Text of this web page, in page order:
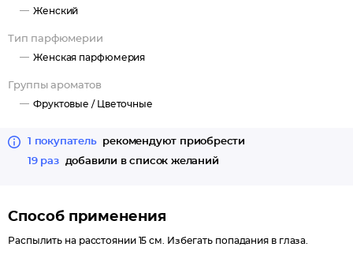
Женский
Тип парфюмерии
Женская парфюмерия
Группы ароматов
Фруктовые / Цветочные
1 покупатель
рекомендуют приобрести
19 раз
добавили в список желаний
Способ применения
Распылить на расстоянии 15 см. Избегать попадания в глаза.